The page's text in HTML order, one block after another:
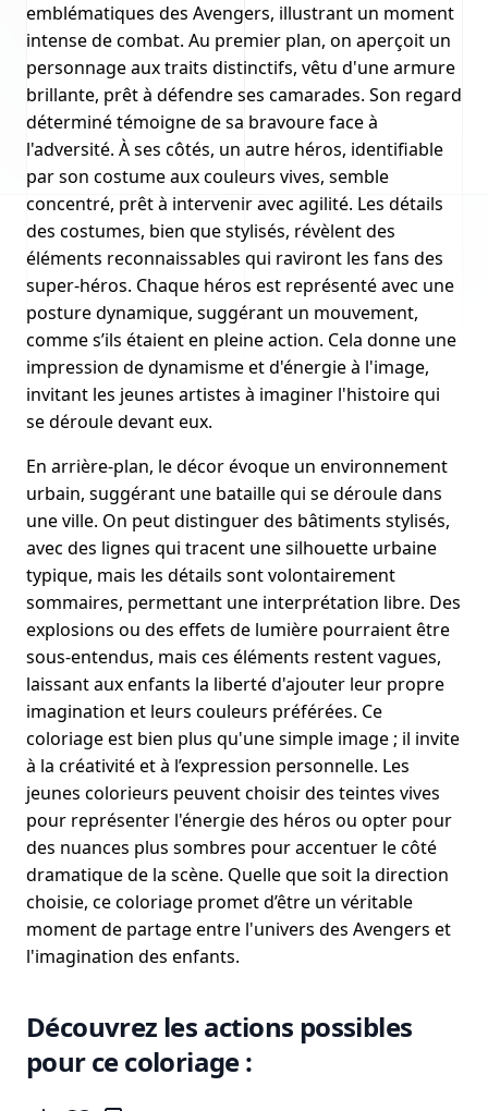
emblématiques des Avengers, illustrant un moment
intense de combat. Au premier plan, on aperçoit un
personnage aux traits distinctifs, vêtu d'une armure
brillante, prêt à défendre ses camarades. Son regard
déterminé témoigne de sa bravoure face à
l'adversité. À ses côtés, un autre héros, identifiable
par son costume aux couleurs vives, semble
concentré, prêt à intervenir avec agilité. Les détails
des costumes, bien que stylisés, révèlent des
éléments reconnaissables qui raviront les fans des
super-héros. Chaque héros est représenté avec une
posture dynamique, suggérant un mouvement,
comme s’ils étaient en pleine action. Cela donne une
impression de dynamisme et d'énergie à l'image,
invitant les jeunes artistes à imaginer l'histoire qui
se déroule devant eux.
En arrière-plan, le décor évoque un environnement
urbain, suggérant une bataille qui se déroule dans
une ville. On peut distinguer des bâtiments stylisés,
avec des lignes qui tracent une silhouette urbaine
typique, mais les détails sont volontairement
sommaires, permettant une interprétation libre. Des
explosions ou des effets de lumière pourraient être
sous-entendus, mais ces éléments restent vagues,
laissant aux enfants la liberté d'ajouter leur propre
imagination et leurs couleurs préférées. Ce
coloriage est bien plus qu'une simple image ; il invite
à la créativité et à l’expression personnelle. Les
jeunes colorieurs peuvent choisir des teintes vives
pour représenter l'énergie des héros ou opter pour
des nuances plus sombres pour accentuer le côté
dramatique de la scène. Quelle que soit la direction
choisie, ce coloriage promet d’être un véritable
moment de partage entre l'univers des Avengers et
l'imagination des enfants.
Découvrez les actions possibles
pour ce coloriage :